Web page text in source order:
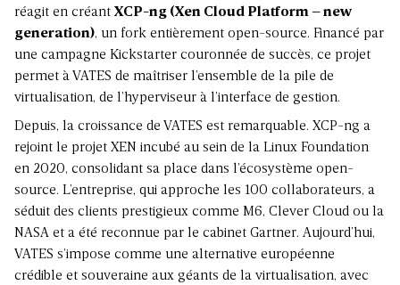
réagit en créant XCP-ng (Xen Cloud Platform – new
generation), un fork entièrement open-source. Financé par
une campagne Kickstarter couronnée de succès, ce projet
permet à VATES de maîtriser l’ensemble de la pile de
virtualisation, de l’hyperviseur à l’interface de gestion.
Depuis, la croissance de VATES est remarquable. XCP-ng a
rejoint le projet XEN incubé au sein de la Linux Foundation
en 2020, consolidant sa place dans l’écosystème open-
source. L’entreprise, qui approche les 100 collaborateurs, a
séduit des clients prestigieux comme M6, Clever Cloud ou la
NASA et a été reconnue par le cabinet Gartner. Aujourd’hui,
VATES s’impose comme une alternative européenne
crédible et souveraine aux géants de la virtualisation, avec